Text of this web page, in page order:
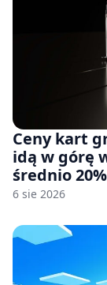
Ceny kart
idą w górę
średnio 20%
6 sie 2026